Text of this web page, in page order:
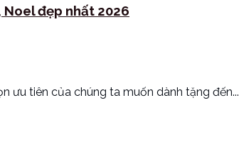
Noel đẹp nhất 2026
ưu tiên của chúng ta muốn dành tặng đến...